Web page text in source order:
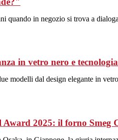
quando in negozio si trova a
in vetro nero e
modelli dal design elegante in
2025: il forno Smeg